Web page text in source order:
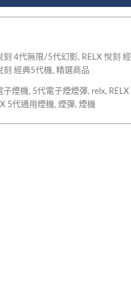
刻 4代無限/5代幻影, RELX 悅刻
刻 經典5代機, 精選商品
子煙機, 5代電子煙煙彈, relx,
5代通用煙機, 煙彈, 煙機